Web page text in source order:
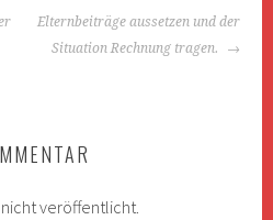
Elternbeiträge aussetzen und der
Situation Rechnung tragen.
veröffentlicht.